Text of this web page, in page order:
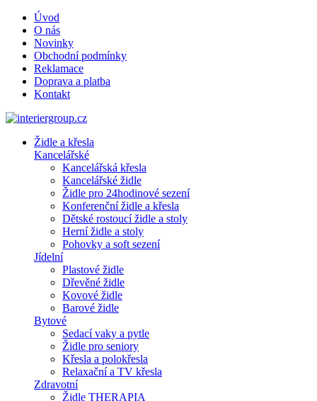
Úvod
O nás
Novinky
Obchodní podmínky
Reklamace
Doprava a platba
Kontakt
Židle a křesla
Kancelářské
Kancelářská křesla
Kancelářské židle
Židle pro 24hodinové sezení
Konferenční židle a křesla
Dětské rostoucí židle a stoly
Herní židle a stoly
Pohovky a soft sezení
Jídelní
Plastové židle
Dřevěné židle
Kovové židle
Barové židle
Bytové
Sedací vaky a pytle
Židle pro seniory
Křesla a polokřesla
Relaxační a TV křesla
Zdravotní
Židle THERAPIA